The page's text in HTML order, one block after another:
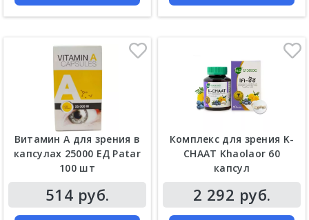
Витамин А для зрения в
капсулах 25000 ЕД Patar
100 шт
514 руб.
Комплекс для зрения K-
CHAAT Khaolaor 60
капсул
2 292 руб.